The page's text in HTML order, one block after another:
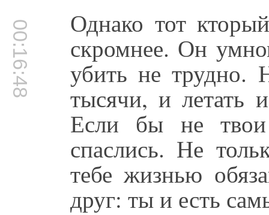
00:16:48 Однако тот
скромнее. Он
убить не трудно.
тысячи, и летать
Если бы не
спаслись. Не
тебе жизнью
друг: ты и есть